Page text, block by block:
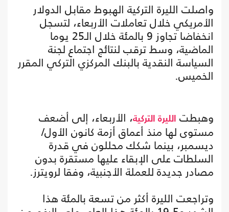
واصلت الليرة التركية الهبوط مقابل الدولار
الأمريكي خلال تعاملات الأربعاء، لتسجل
انخفاضا تجاوز 9 بالمئة خلال الـ25 يوما
الماضية، وسط ترقب لنتائج اجتماع لجنة
السياسة النقدية بالبنك المركزي التركي المقرر
الخميس.
وهبطت الليرة التركية، الأربعاء، إلى أضعف
مستوى لها منذ أعماق أزمة كانون الأول/
ديسمبر، بينما شكك محللون في قدرة
السلطات على الإبقاء عليها مستقرة بدون
مصادر جديدة للعملة الأجنبية، وفقا لرويترز.
وتراجعت الليرة أكثر من تسعة بالمئة هذا